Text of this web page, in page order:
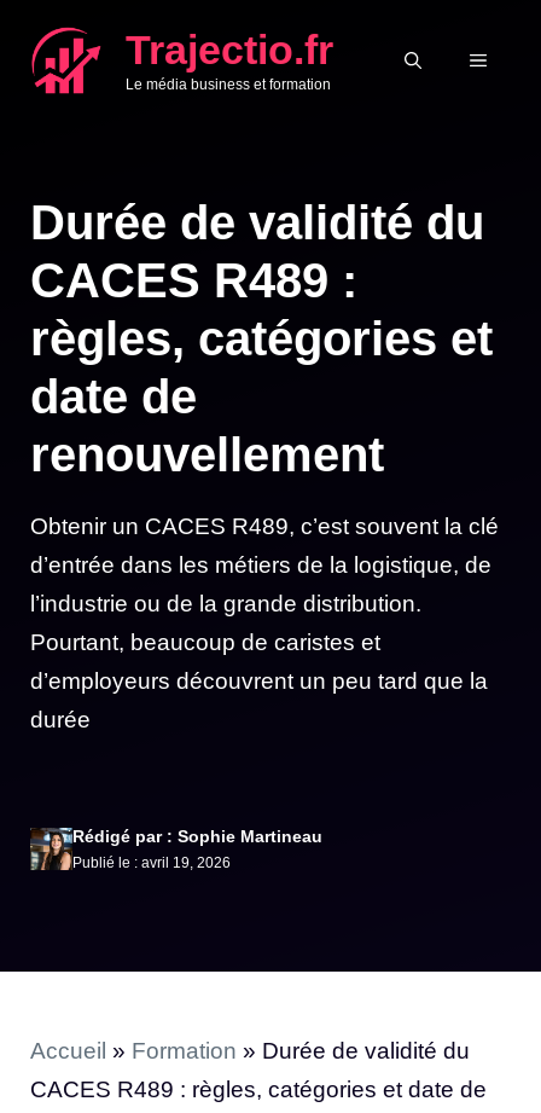
contenu
Trajectio.fr
Le média business et formation
MENU
Durée de validité du
CACES R489 :
règles, catégories et
date de
renouvellement
Obtenir un CACES R489, c’est souvent la clé
d’entrée dans les métiers de la logistique, de
l’industrie ou de la grande distribution.
Pourtant, beaucoup de caristes et
d’employeurs découvrent un peu tard que la
durée
Rédigé par : Sophie Martineau
Publié le : avril 19, 2026
Accueil » Formation » Durée de validité du
CACES R489 : règles, catégories et date de